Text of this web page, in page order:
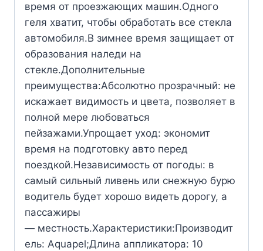
время от проезжающих машин.Одного
геля хватит, чтобы обработать все стекла
автомобиля.В зимнее время защищает от
образования наледи на
стекле.Дополнительные
преимущества:Абсолютно прозрачный: не
искажает видимость и цвета, позволяет в
полной мере любоваться
пейзажами.Упрощает уход: экономит
время на подготовку авто перед
поездкой.Независимость от погоды: в
самый сильный ливень или снежную бурю
водитель будет хорошо видеть дорогу, а
пассажиры
— местность.Характеристики:Производит
ель: Aquapel;Длина аппликатора: 10